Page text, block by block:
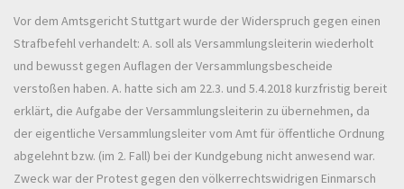
Vor dem Amtsgericht Stuttgart wurde der Widerspruch gegen einen
Strafbefehl verhandelt: A. soll als Versammlungsleiterin wiederholt
und bewusst gegen Auflagen der Versammlungsbescheide
verstoßen haben. A. hatte sich am 22.3. und 5.4.2018 kurzfristig bereit
erklärt, die Aufgabe der Versammlungsleiterin zu übernehmen, da
der eigentliche Versammlungsleiter vom Amt für öffentliche Ordnung
abgelehnt bzw. (im 2. Fall) bei der Kundgebung nicht anwesend war.
Zweck war der Protest gegen den völkerrechtswidrigen Einmarsch